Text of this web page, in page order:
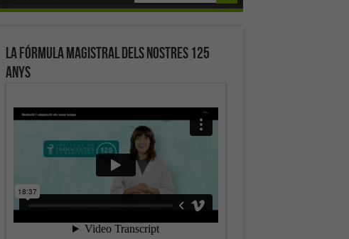
La fórmula magistral dels nostres 125
anys